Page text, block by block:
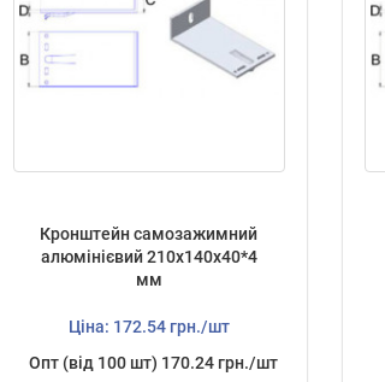
Кронштейн самозажимний
алюмінієвий 210х140х40*4
мм
Ціна: 172.54 грн./шт
Опт (від 100 шт) 170.24 грн./шт